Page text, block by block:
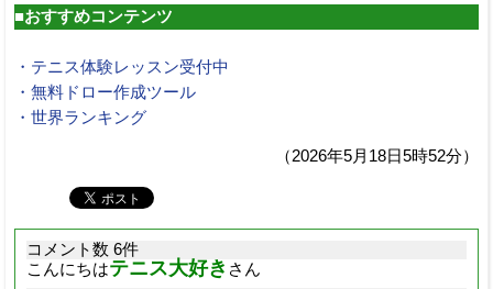
■おすすめコンテンツ
・テニス体験レッスン受付中
・無料ドロー作成ツール
・世界ランキング
（2026年5月18日5時52分）
コメント数 6件
こんにちはテニス大好き さん